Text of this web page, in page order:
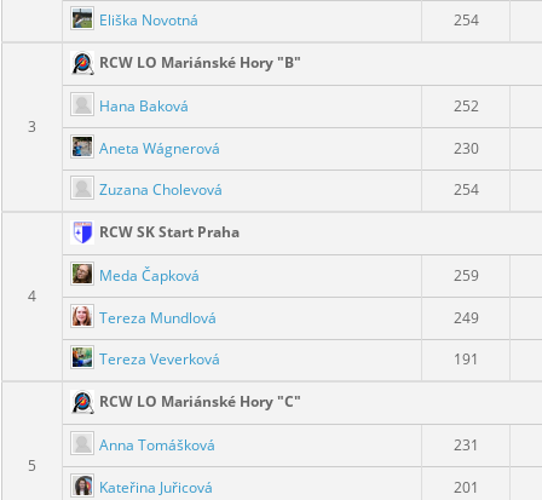
Eliška Novotná
254
3
RCW LO Mariánské Hory "B"
Hana Baková 252
Aneta Wágnerová
230
Zuzana Cholevová
254
4
RCW SK Start Praha
Meda Čapková 259
Tereza Mundlová
249
Tereza Veverková
191
5
RCW LO Mariánské Hory "C"
Anna Tomášková 231
Kateřina Juřicová 201